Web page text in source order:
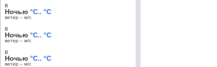
в
Ночью °C.. °C
ветер – м/c
в
Ночью °C.. °C
ветер – м/c
в
Ночью °C.. °C
ветер – м/c